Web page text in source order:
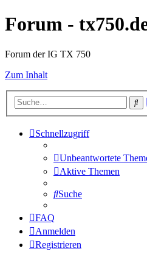
Forum -
Forum der IG TX 750
Zum Inhalt
Schnellzugriff
Unbeantwortete
Aktive Themen
Suche
FAQ
Anmelden
Registrieren